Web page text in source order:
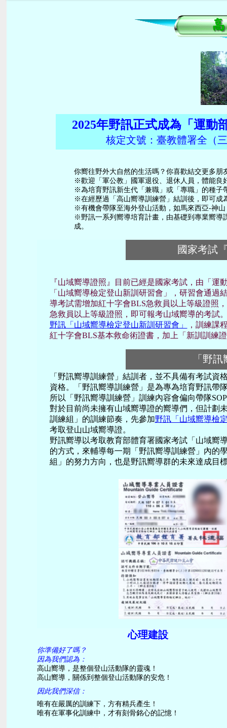
2025年野訊正式成為「運動
核定文號：臺教體署全（
你嚮往野外大自然的生活嗎？你喜歡結交更多朋
※歡迎「軍公教」國軍退役、退休人員，體能良
※為培育野訊新生代「兼職」或「專職」的種子
※在經歷過「高山嚮導訓練營」結訓後，即可成
※有機會帶隊至海外登山活動，如馬來西亞-神
※野訊一系列嚮導培育計畫，由基礎到專業嚮導
成。
國家考試
『山域嚮導證照』目前已經是國家考試，由「
「山域嚮導檢定登山新訓研習會」，研習會通
導考試需增加紅十字會BLS急救員以上等級證照
急救員以上等級證照，即可報考山域嚮導的考試
野訊「山域嚮導檢定登山新訓研習會」
，訓練課
紅十字會BLS基本救命術證書，加上「新訓訓練
「野
「野訊嚮導訓練營」結訓者，並不具備有考試資
資格。「野訊嚮導訓練營」是為專為培育野訊帶
所以「野訊嚮導訓練營」訓練內容會偏向帶隊
對於目前尚未擁有山域嚮導證的嚮導們，但計劃
訓練組」的訓練節奏，先參加野訊「山域嚮導檢
考取登山山域嚮導證。
野訊嚮導以考取教育部體育署國家考試「山域嚮
的方式，來輔導每一期「野訊嚮導訓練營」內的
組」的努力方向，也是野訊嚮導群的未來達成目
心理建設
你準備好了嗎？
因為我們認為：
高山嚮導，是整個登山活動隊的靈魂！
高山嚮導，關係到整個登山活動隊的安危！
因此我們深信：
唯有在嚴厲的訓練下，方有精兵產生！
唯有在軍事化訓練中，才有刻骨銘心的記憶！